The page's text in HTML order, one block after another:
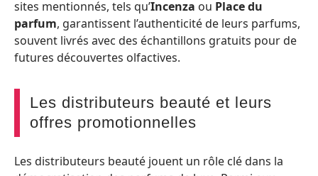
sites mentionnés, tels qu’Incenza ou Place du
parfum, garantissent l’authenticité de leurs parfums,
souvent livrés avec des échantillons gratuits pour de
futures découvertes olfactives.
Les distributeurs beauté et leurs
offres promotionnelles
Les distributeurs beauté jouent un rôle clé dans la